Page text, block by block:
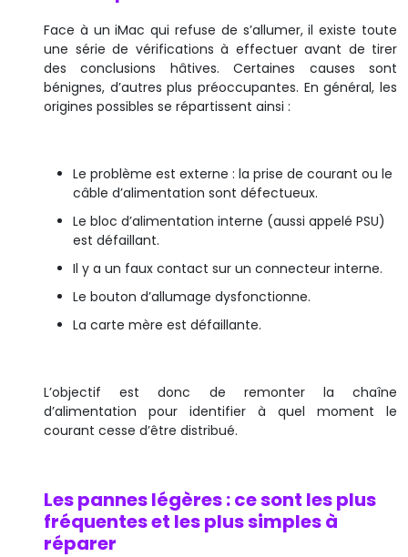
Face à un iMac qui refuse de s’allumer, il existe toute
une série de vérifications à effectuer avant de tirer
des conclusions hâtives. Certaines causes sont
bénignes, d’autres plus préoccupantes. En général, les
origines possibles se répartissent ainsi :
Le problème est externe : la prise de courant ou le
câble d’alimentation sont défectueux.
Le bloc d’alimentation interne (aussi appelé PSU)
est défaillant.
Il y a un faux contact sur un connecteur interne.
Le bouton d’allumage dysfonctionne.
La carte mère est défaillante.
L’objectif est donc de remonter la chaîne
d’alimentation pour identifier à quel moment le
courant cesse d’être distribué.
Les pannes légères : ce sont les plus
fréquentes et les plus simples à
réparer